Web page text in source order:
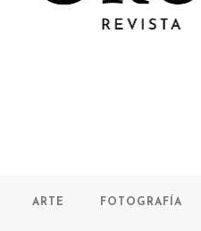
ARTE FOTOGRAFÍA